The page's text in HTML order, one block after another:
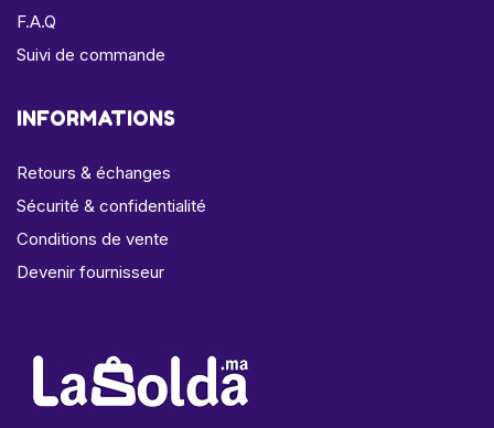
F.A.Q
Suivi de commande
INFORMATIONS
Retours & échanges
Sécurité & confidentialité
Conditions de vente
Devenir fournisseur